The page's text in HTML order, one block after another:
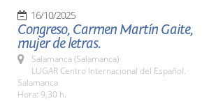
16/10/2025
Congreso, Carmen Martín Gaite,
mujer de letras.
Salamanca (Salamanca)
LUGAR Centro Internacional del Español.
Salamanca
Hora: 9,30 h.